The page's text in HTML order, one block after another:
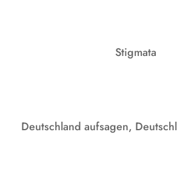
Stigmata
Deutschland aufsagen,